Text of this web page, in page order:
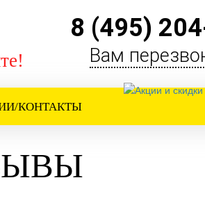
8 (495)
Вам
КОНТАКТЫ